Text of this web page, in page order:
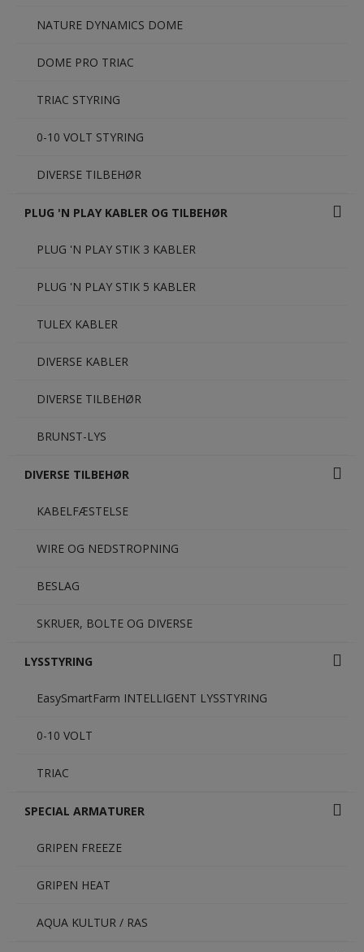
NATURE DYNAMICS DOME
DOME PRO TRIAC
TRIAC STYRING
0-10 VOLT STYRING
DIVERSE TILBEHØR
PLUG 'N PLAY KABLER OG TILBEHØR
PLUG 'N PLAY STIK 3 KABLER
PLUG 'N PLAY STIK 5 KABLER
TULEX KABLER
DIVERSE KABLER
DIVERSE TILBEHØR
BRUNST-LYS
DIVERSE TILBEHØR
KABELFÆSTELSE
WIRE OG NEDSTROPNING
BESLAG
SKRUER, BOLTE OG DIVERSE
LYSSTYRING
EasySmartFarm INTELLIGENT LYSSTYRING
0-10 VOLT
TRIAC
SPECIAL ARMATURER
GRIPEN FREEZE
GRIPEN HEAT
AQUA KULTUR / RAS